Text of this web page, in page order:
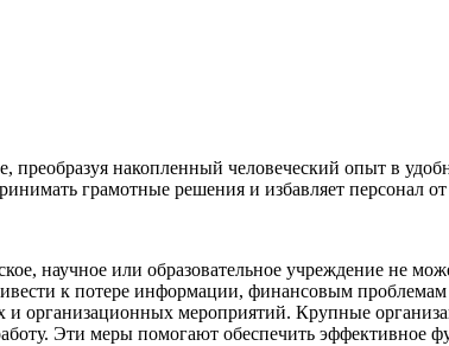
накопленный человеческий опыт в
грамотные решения и избавляет персонал
научное или образовательное учреждение не
к потере информации, финансовым
организационных мероприятий. Крупные
Эти меры помогают обеспечить эффективное